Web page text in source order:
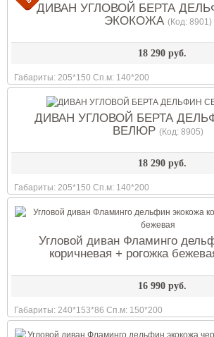
ДИВАН УГЛОВОЙ БЕРТА
ЭКОКОЖА (Код: 8901 )
18 290 руб.
Габариты: 205*150 Сп.м: 140*200
ДИВАН УГЛОВОЙ БЕРТА
ВЕЛЮР (Код: 8905)
18 290 руб.
Габариты: 205*150 Сп.м: 140*200
Угловой диван Фламинго
коричневая + рогожка
16 990 руб.
Габариты: 240*153*86 Сп.м: 150*200